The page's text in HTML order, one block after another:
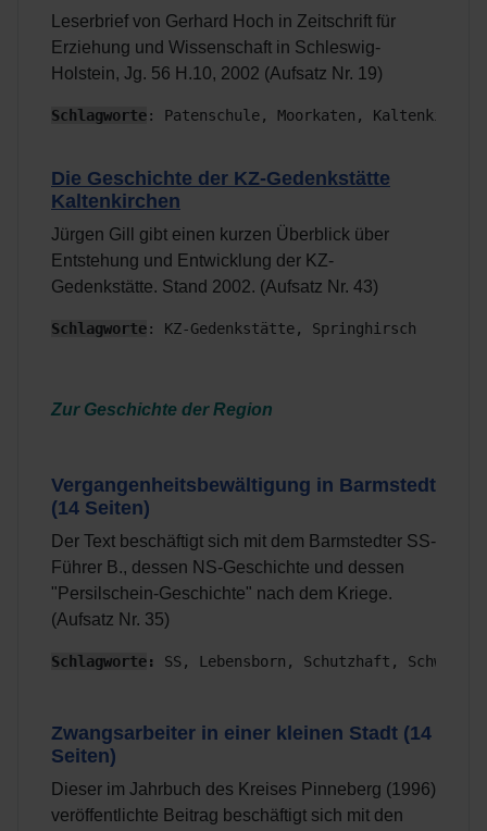
Leserbrief von Gerhard Hoch in Zeitschrift für
Erziehung und Wissenschaft in Schleswig-
Holstein, Jg. 56 H.10, 2002 (Aufsatz Nr. 19)
Schlagworte: Patenschule, Moorkaten,
Die Geschichte der KZ-Gedenkstätte
Kaltenkirchen
Jürgen Gill gibt einen kurzen Überblick über
Entstehung und Entwicklung der KZ-
Gedenkstätte. Stand 2002. (Aufsatz Nr. 43)
Schlagworte: KZ-Gedenkstätte, Springhirsch
Zur Geschichte der Region
Vergangenheitsbewältigung in Barmstedt
(14 Seiten)
Der Text beschäftigt sich mit dem Barmstedter SS-
Führer B., dessen NS-Geschichte und dessen
"Persilschein-Geschichte" nach dem Kriege.
(Aufsatz Nr. 35)
Schlagworte: SS, Lebensborn, Schutzhaft,
Zwangsarbeiter in einer kleinen Stadt (14
Seiten)
Dieser im Jahrbuch des Kreises Pinneberg (1996)
veröffentlichte Beitrag beschäftigt sich mit den